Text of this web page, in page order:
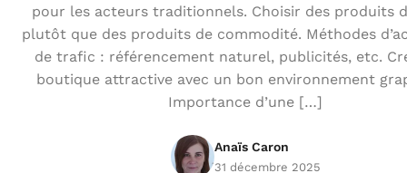
pour les acteurs traditionnels. Choisir des produits
plutôt que des produits de commodité. Méthodes
de trafic : référencement naturel, publicités, etc.
boutique attractive avec un bon environnement
Importance d’une […]
Anaïs Caron
31 décembre 2025